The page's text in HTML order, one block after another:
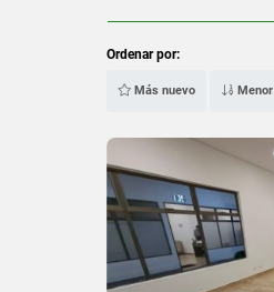
Ordenar por:
Más nuevo